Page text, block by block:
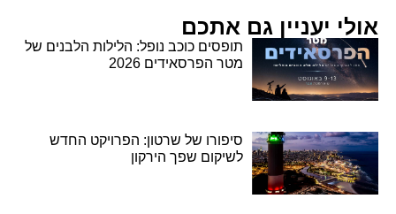
אולי יעניין גם אתכם
תופסים כוכב נופל: הלילות הלבנים של
מטר הפרסאידים 2026
סיפורו של שרטון: הפרויקט החדש
לשיקום שפך הירקון